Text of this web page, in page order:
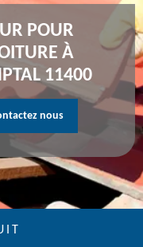
POUR
À
11400
nous